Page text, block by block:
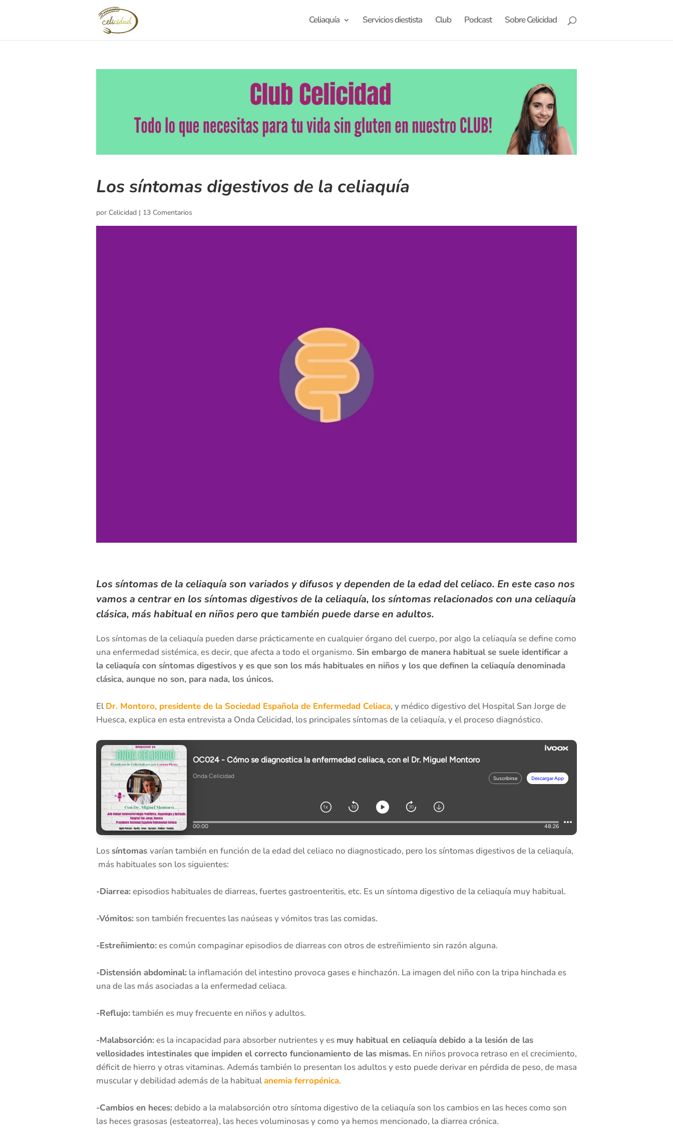
Celiaquía Servicios diestista Club Podcast Sobre Celicidad
Los síntomas digestivos de la celiaquía
por Celicidad | 13 Comentarios
Los síntomas de la celiaquía son variados y difusos y dependen de la edad del celiaco. En este caso nos
vamos a centrar en los síntomas digestivos de la celiaquía, los síntomas relacionados con una celiaquía
clásica, más habitual en niños pero que también puede darse en adultos.
Los síntomas de la celiaquía pueden darse prácticamente en cualquier órgano del cuerpo, por algo la celiaquía se define como
una enfermedad sistémica, es decir, que afecta a todo el organismo. Sin embargo de manera habitual se suele identificar a
la celiaquía con síntomas digestivos y es que son los más habituales en niños y los que definen la celiaquía denominada
clásica, aunque no son, para nada, los únicos.
El Dr. Montoro, presidente de la Sociedad Española de Enfermedad Celiaca, y médico digestivo del Hospital San Jorge de
Huesca, explica en esta entrevista a Onda Celicidad, los principales síntomas de la celiaquía, y el proceso diagnóstico.
Lossíntomas varían también en función de la edad del celiaco no diagnosticado, pero los síntomas digestivos de la celiaquía,
más habituales son los siguientes:
-Diarrea:episodios habituales de diarreas, fuertes gastroenteritis, etc. Es un síntoma digestivo de la celiaquía muy habitual.
-Vómitos: son también frecuentes las naúseas y vómitos tras las comidas.
-Estreñimiento:es común compaginar episodios de diarreas con otros de estreñimiento sin razón alguna.
-Distensión abdominal: la inflamación del intestino provoca gases e hinchazón. La imagen del niño con la tripa hinchada es
una de las más asociadas a la enfermedad celiaca.
-Reflujo:también es muy frecuente en niños y adultos.
-Malabsorción:es la incapacidad para absorber nutrientes y es muy habitual en celiaquía debido a la lesión de las
vellosidades intestinales que impiden el correcto funcionamiento de las mismas. En niños provoca retraso en el crecimiento,
déficit de hierro y otras vitaminas. Además también lo presentan los adultos y esto puede derivar en pérdida de peso, de masa
muscular y debilidad además de la habitualanemia ferropénica.
-Cambios en heces:debido a la malabsorción otro síntoma digestivo de la celiaquía son los cambios en las heces como son
las heces grasosas (esteatorrea), las heces voluminosas y como ya hemos mencionado, la diarrea crónica.